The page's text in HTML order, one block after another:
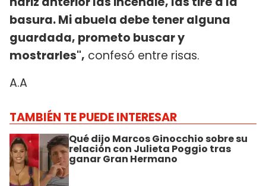
basura. Mi abuela debe tener alguna
guardada, prometo buscar y
mostrarles", confesó entre risas.
A.A
TAMBIÉN TE PUEDE INTERESAR
Qué dijo Marcos Ginocchio sobre su
relación con Julieta Poggio tras
ganar Gran Hermano